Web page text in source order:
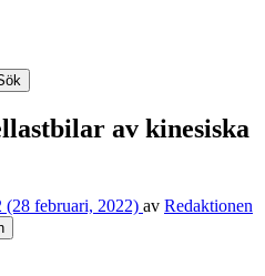
av kinesiska
(28 februari, 2022) av Redaktionen